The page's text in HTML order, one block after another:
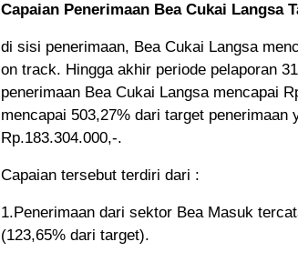
Capaian Penerimaan Bea Cukai Langsa
di sisi penerimaan, Bea Cukai Langsa
on track. Hingga akhir periode pelaporan
penerimaan Bea Cukai Langsa mencapai
mencapai 503,27% dari target penerimaan
Rp.183.304.000,-.
Capaian tersebut terdiri dari :
1.Penerimaan dari sektor Bea Masuk
(123,65% dari target).